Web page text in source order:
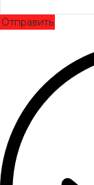
Отправить